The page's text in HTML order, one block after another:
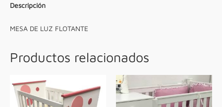
Descripción
MESA DE LUZ FLOTANTE
Productos relacionados